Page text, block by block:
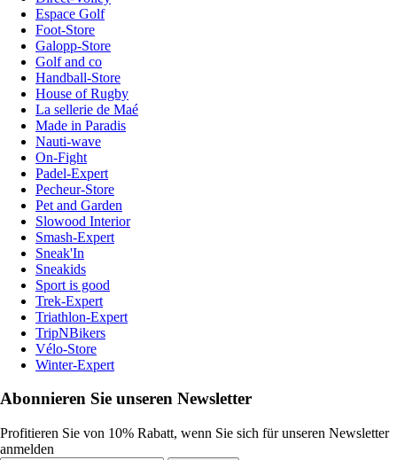
Espace Golf
Foot-Store
Galopp-Store
Golf and co
Handball-Store
House of Rugby
La sellerie de Maé
Made in Paradis
Nauti-wave
On-Fight
Padel-Expert
Pecheur-Store
Pet and Garden
Slowood Interior
Smash-Expert
Sneak'In
Sneakids
Sport is good
Trek-Expert
Triathlon-Expert
TripNBikers
Vélo-Store
Winter-Expert
Abonnieren Sie unseren Newsletter
Profitieren Sie von 10% Rabatt, wenn Sie sich für unseren Newsletter
anmelden